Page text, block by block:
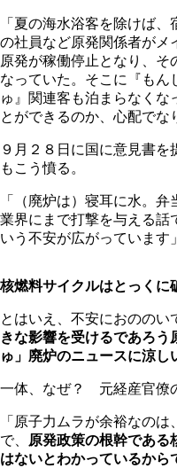
「夏の海水浴客を除けば
の社員など原発関係者がメ
原発が稼働停止となり、そ
なっていた。そこに『もん
ゅ』関連客も泊まらなくな
とができるのか、心配でな
９月２８日に国に意見書
もこう憤る。
「（廃炉は）寝耳に水。
業界にまで打撃を与える話
いう不安が広がっています」
核燃料サイクルはとっくに
とはいえ、不安におののい
きな影響を受けるであろう
ゅ」廃炉のニュースに涼し
一体、なぜ？ 元経産官僚
「原子力ムラが余裕なの
で、
原発政策の根幹である
はないとわかっているから